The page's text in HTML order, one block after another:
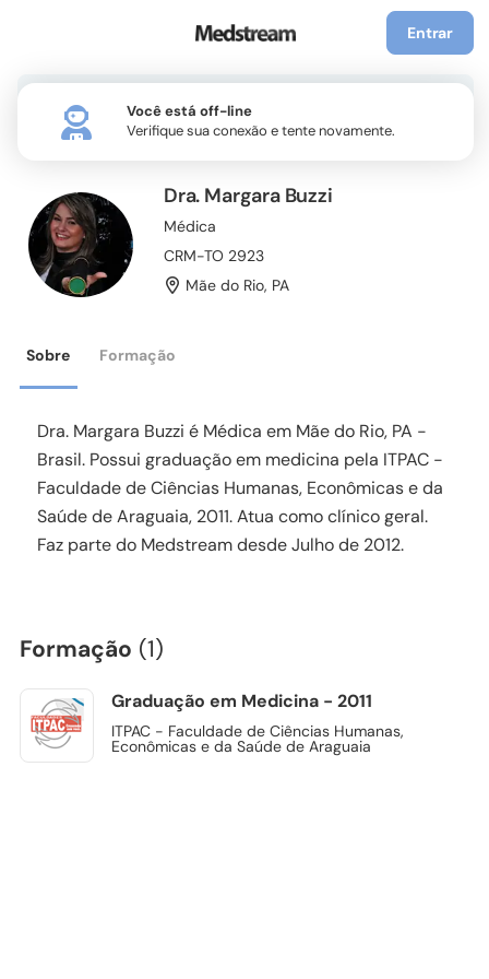
Entrar
Dra. Margara Buzzi
Médica
CRM-TO 2923
Mãe do Rio, PA
Sobre Formação
Dra. Margara Buzzi é Médica em Mãe do Rio, PA -
Brasil. Possui graduação em medicina pela ITPAC -
Faculdade de Ciências Humanas, Econômicas e da
Saúde de Araguaia, 2011. Atua como clínico geral.
Faz parte do Medstream desde Julho de 2012.
Formação (1)
Graduação em Medicina - 2011
ITPAC - Faculdade de Ciências Humanas,
Econômicas e da Saúde de Araguaia
Você está off-line
Verifique sua conexão e tente novamente.